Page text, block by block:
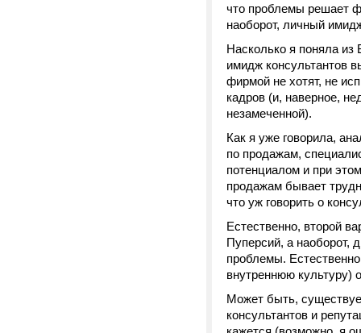
что проблемы решает
наоборот, личный
Насколько я поняла
имидж консультантов
фирмой не хотят, не
кадров (и, наверное,
незамеченной).
Как я уже говорила,
по продажам,
потенциалом и при
продажам бывает
что уж говорить о
Естественно, второй
Пуперсий, а наоборот,
проблемы.
внутреннюю культуру)
Может быть,
консультантов и